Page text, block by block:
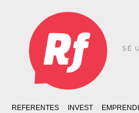
SÉ
REFERENTES INVEST